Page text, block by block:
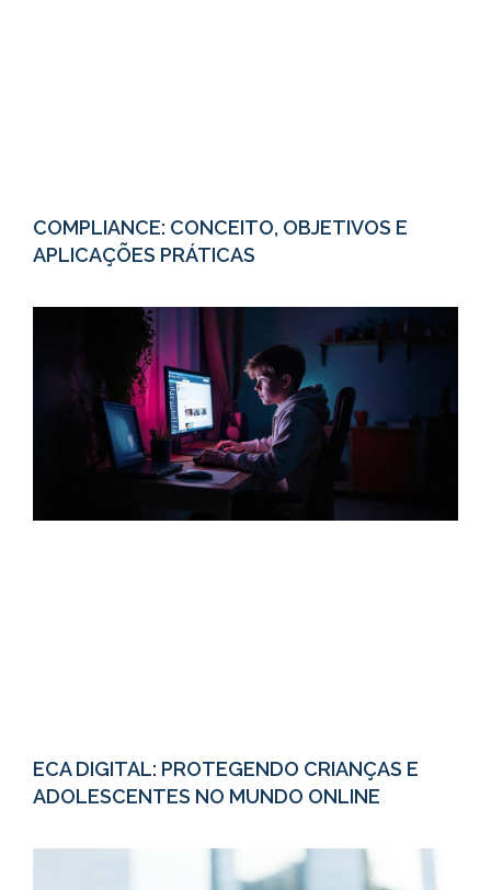
COMPLIANCE: CONCEITO, OBJETIVOS E
APLICAÇÕES PRÁTICAS
ECA DIGITAL: PROTEGENDO CRIANÇAS E
ADOLESCENTES NO MUNDO ONLINE